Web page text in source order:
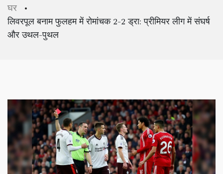
घर
लिवरपूल बनाम फुलहम में रोमांचक 2-2 ड्रा: प्रीमियर लीग में संघर्ष
और उथल-पुथल